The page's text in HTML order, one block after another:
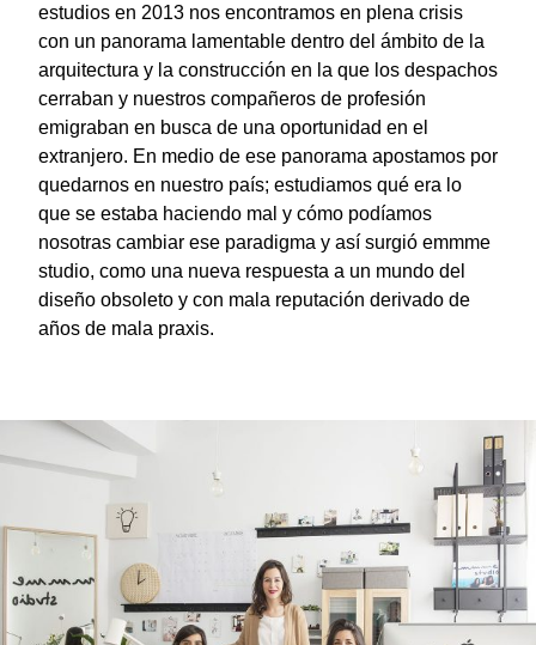
estudios en 2013 nos encontramos en plena crisis
con un panorama lamentable dentro del ámbito de la
arquitectura y la construcción en la que los despachos
cerraban y nuestros compañeros de profesión
emigraban en busca de una oportunidad en el
extranjero. En medio de ese panorama apostamos por
quedarnos en nuestro país; estudiamos qué era lo
que se estaba haciendo mal y cómo podíamos
nosotras cambiar ese paradigma y así surgió emmme
studio, como una nueva respuesta a un mundo del
diseño obsoleto y con mala reputación derivado de
años de mala praxis.